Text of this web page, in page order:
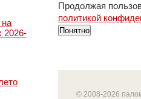
на
2026-
Продолжая
политикой
Понятно
© 2008-2026